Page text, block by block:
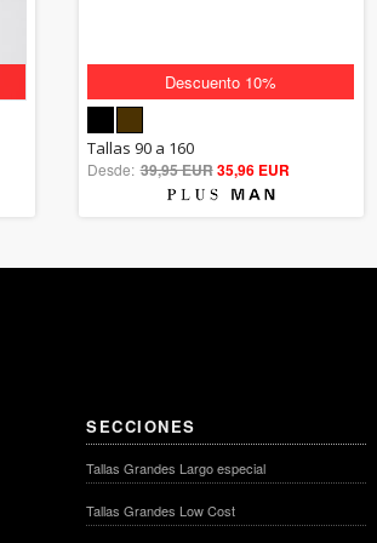
Descuento 10%
5.00
out of 5
Tallas 90 a 160
Desde: 39,95 EUR35,96 EUR
SECCIONES
Tallas Grandes Largo especial
Tallas Grandes Low Cost